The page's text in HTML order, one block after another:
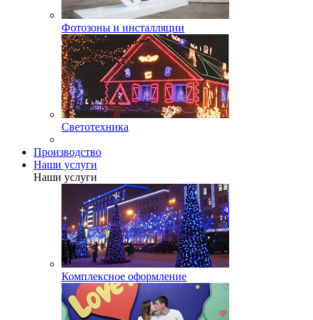
Фотозоны и инсталляции
Светотехника
Производство
Наши услуги
Наши услуги
Комплексное оформление